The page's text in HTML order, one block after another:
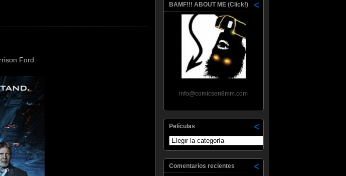
Ford:
BAMF!!! ABOUT ME (Click!)
info@comicsen8mm.com
Películas
Películas
Comentarios recientes